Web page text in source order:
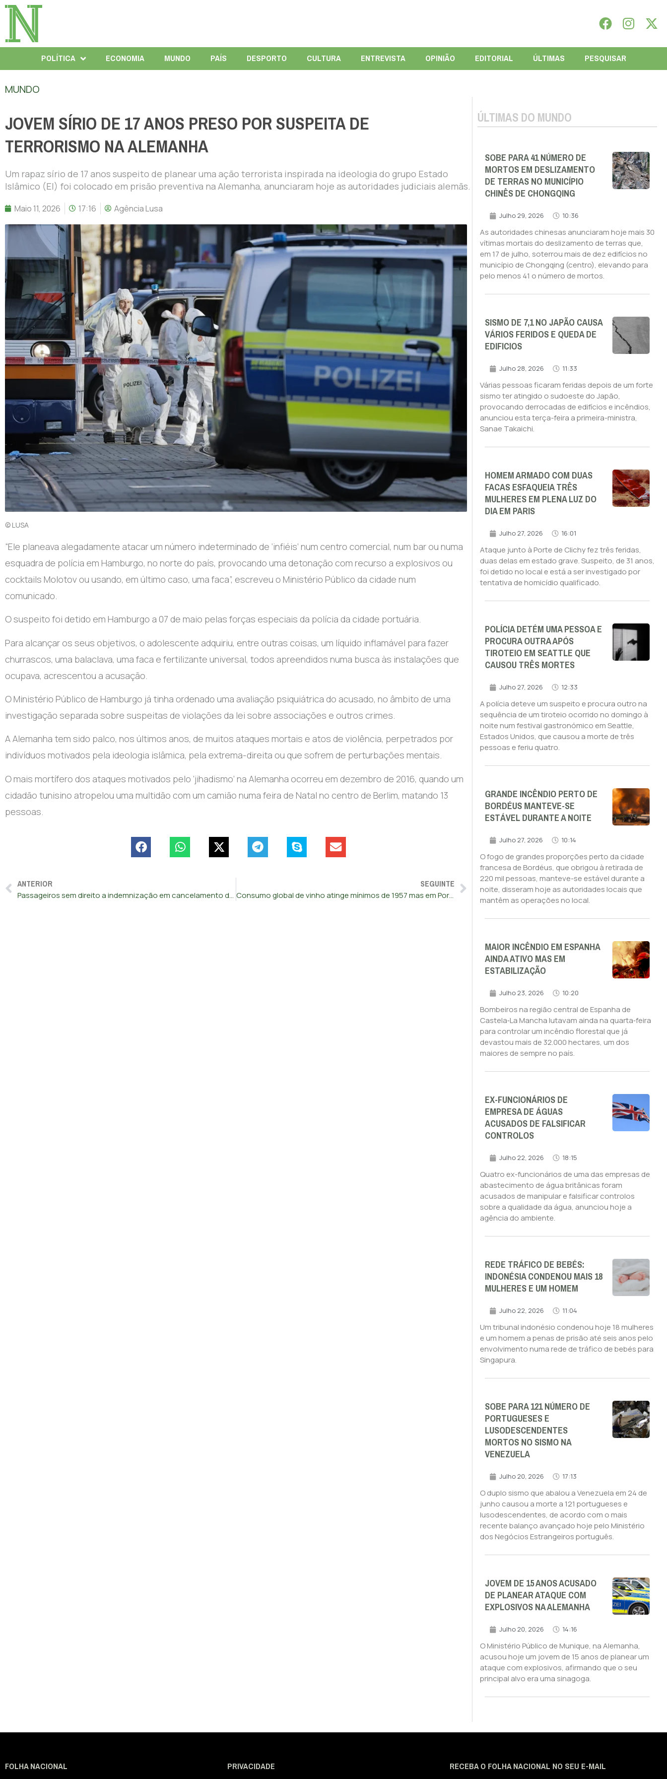
POLÍTICA ECONOMIA MUNDO PAÍS DESPORTO CULTURA ENTREVISTA OPINIÃO EDITORIAL ÚLTIMAS PESQUISAR
MUNDO
JOVEM SÍRIO DE 17 ANOS PRESO POR SUSPEITA DE
TERRORISMO NA ALEMANHA
Um rapaz sírio de 17 anos suspeito de planear uma ação terrorista inspirada na ideologia do grupo Estado
Islâmico (EI) foi colocado em prisão preventiva na Alemanha, anunciaram hoje as autoridades judiciais alemãs.
Maio 11, 2026 17:16 Agência Lusa
© LUSA
“Ele planeava alegadamente atacar um número indeterminado de ‘infiéis’ num centro comercial, num bar ou numa
esquadra de polícia em Hamburgo, no norte do país, provocando uma detonação com recurso a explosivos ou
cocktails Molotov ou usando, em último caso, uma faca”, escreveu o Ministério Público da cidade num
comunicado.
O suspeito foi detido em Hamburgo a 07 de maio pelas forças especiais da polícia da cidade portuária.
Para alcançar os seus objetivos, o adolescente adquiriu, entre outras coisas, um líquido inflamável para fazer
churrascos, uma balaclava, uma faca e fertilizante universal, todos apreendidos numa busca às instalações que
ocupava, acrescentou a acusação.
O Ministério Público de Hamburgo já tinha ordenado uma avaliação psiquiátrica do acusado, no âmbito de uma
investigação separada sobre suspeitas de violações da lei sobre associações e outros crimes.
A Alemanha tem sido palco, nos últimos anos, de muitos ataques mortais e atos de violência, perpetrados por
indivíduos motivados pela ideologia islâmica, pela extrema-direita ou que sofrem de perturbações mentais.
O mais mortífero dos ataques motivados pelo ‘jihadismo’ na Alemanha ocorreu em dezembro de 2016, quando um
cidadão tunisino atropelou uma multidão com um camião numa feira de Natal no centro de Berlim, matando 13
pessoas.
ANTERIOR
Passageiros sem direito a indemnização em cancelamento de voo por falta de combustível
SEGUINTE
Consumo global de vinho atinge mínimos de 1957 mas em Portugal sobe
ÚLTIMAS DO MUNDO
SOBE PARA 41 NÚMERO DE
MORTOS EM DESLIZAMENTO
DE TERRAS NO MUNICÍPIO
CHINÊS DE CHONGQING
Julho 29, 2026 10:36
As autoridades chinesas anunciaram hoje mais 30
vítimas mortais do deslizamento de terras que,
em 17 de julho, soterrou mais de dez edifícios no
município de Chongqing (centro), elevando para
pelo menos 41 o número de mortos.
SISMO DE 7,1 NO JAPÃO CAUSA
VÁRIOS FERIDOS E QUEDA DE
EDIFICIOS
Julho 28, 2026 11:33
Várias pessoas ficaram feridas depois de um forte
sismo ter atingido o sudoeste do Japão,
provocando derrocadas de edifícios e incêndios,
anunciou esta terça-feira a primeira-ministra,
Sanae Takaichi.
HOMEM ARMADO COM DUAS
FACAS ESFAQUEIA TRÊS
MULHERES EM PLENA LUZ DO
DIA EM PARIS
Julho 27, 2026 16:01
Ataque junto à Porte de Clichy fez três feridas,
duas delas em estado grave. Suspeito, de 31 anos,
foi detido no local e está a ser investigado por
tentativa de homicídio qualificado.
POLÍCIA DETÉM UMA PESSOA E
PROCURA OUTRA APÓS
TIROTEIO EM SEATTLE QUE
CAUSOU TRÊS MORTES
Julho 27, 2026 12:33
A polícia deteve um suspeito e procura outro na
sequência de um tiroteio ocorrido no domingo à
noite num festival gastronómico em Seattle,
Estados Unidos, que causou a morte de três
pessoas e feriu quatro.
GRANDE INCÊNDIO PERTO DE
BORDÉUS MANTEVE-SE
ESTÁVEL DURANTE A NOITE
Julho 27, 2026 10:14
O fogo de grandes proporções perto da cidade
francesa de Bordéus, que obrigou à retirada de
220 mil pessoas, manteve-se estável durante a
noite, disseram hoje as autoridades locais que
mantêm as operações no local.
MAIOR INCÊNDIO EM ESPANHA
AINDA ATIVO MAS EM
ESTABILIZAÇÃO
Julho 23, 2026 10:20
Bombeiros na região central de Espanha de
Castela‑La Mancha lutavam ainda na quarta‑feira
para controlar um incêndio florestal que já
devastou mais de 32.000 hectares, um dos
maiores de sempre no país.
EX-FUNCIONÁRIOS DE
EMPRESA DE ÁGUAS
ACUSADOS DE FALSIFICAR
CONTROLOS
Julho 22, 2026 18:15
Quatro ex-funcionários de uma das empresas de
abastecimento de água britânicas foram
acusados de manipular e falsificar controlos
sobre a qualidade da água, anunciou hoje a
agência do ambiente.
REDE TRÁFICO DE BEBÉS:
INDONÉSIA CONDENOU MAIS 18
MULHERES E UM HOMEM
Julho 22, 2026 11:04
Um tribunal indonésio condenou hoje 18 mulheres
e um homem a penas de prisão até seis anos pelo
envolvimento numa rede de tráfico de bebés para
Singapura.
SOBE PARA 121 NÚMERO DE
PORTUGUESES E
LUSODESCENDENTES
MORTOS NO SISMO NA
VENEZUELA
Julho 20, 2026 17:13
O duplo sismo que abalou a Venezuela em 24 de
junho causou a morte a 121 portugueses e
lusodescendentes, de acordo com o mais
recente balanço avançado hoje pelo Ministério
dos Negócios Estrangeiros português.
JOVEM DE 15 ANOS ACUSADO
DE PLANEAR ATAQUE COM
EXPLOSIVOS NA ALEMANHA
Julho 20, 2026 14:16
O Ministério Público de Munique, na Alemanha,
acusou hoje um jovem de 15 anos de planear um
ataque com explosivos, afirmando que o seu
principal alvo era uma sinagoga.
FOLHA NACIONAL PRIVACIDADE RECEBA O FOLHA NACIONAL NO SEU E-MAIL